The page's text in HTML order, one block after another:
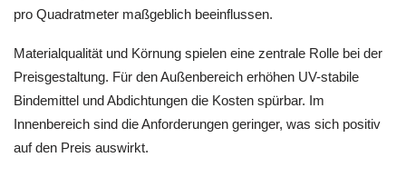
pro Quadratmeter maßgeblich beeinflussen.
Materialqualität und Körnung spielen eine zentrale Rolle bei der
Preisgestaltung. Für den Außenbereich erhöhen UV-stabile
Bindemittel und Abdichtungen die Kosten spürbar. Im
Innenbereich sind die Anforderungen geringer, was sich positiv
auf den Preis auswirkt.